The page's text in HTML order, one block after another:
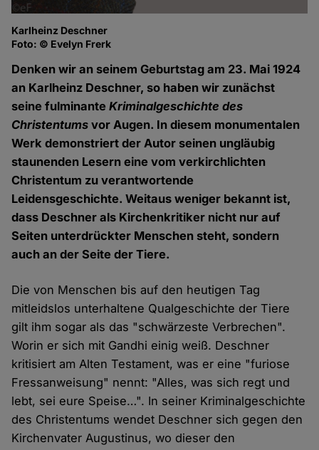
Karlheinz Deschner
Foto: © Evelyn Frerk
Denken wir an seinem Geburtstag am 23. Mai 1924
an Karlheinz Deschner, so haben wir zunächst
seine fulminanteKriminalgeschichte des
Christentums vor Augen. In diesem monumentalen
Werk demonstriert der Autor seinen ungläubig
staunenden Lesern eine vom verkirchlichten
Christentum zu verantwortende
Leidensgeschichte. Weitaus weniger bekannt ist,
dass Deschner als Kirchenkritiker nicht nur auf
Seiten unterdrückter Menschen steht, sondern
auch an der Seite der Tiere.
Die von Menschen bis auf den heutigen Tag
mitleidslos unterhaltene Qualgeschichte der Tiere
gilt ihm sogar als das "schwärzeste Verbrechen".
Worin er sich mit Gandhi einig weiß. Deschner
kritisiert am Alten Testament, was er eine "furiose
Fressanweisung" nennt: "Alles, was sich regt und
lebt, sei eure Speise…". In seiner Kriminalgeschichte
des Christentums wendet Deschner sich gegen den
Kirchenvater Augustinus, wo dieser den